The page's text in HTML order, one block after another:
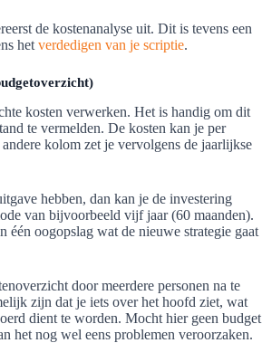
de kostenanalyse uit. Dit is tevens een
het verdedigen van je scriptie.
kosten verwerken. Het is handig om dit
te vermelden. De kosten kan je per
kolom zet je vervolgens de jaarlijkse
hebben, dan kan je de investering
van bijvoorbeeld vijf jaar (60 maanden).
één oogopslag wat de nieuwe strategie gaat
door meerdere personen na te
zijn dat je iets over het hoofd ziet, wat
dient te worden. Mocht hier geen budget
het nog wel eens problemen veroorzaken.